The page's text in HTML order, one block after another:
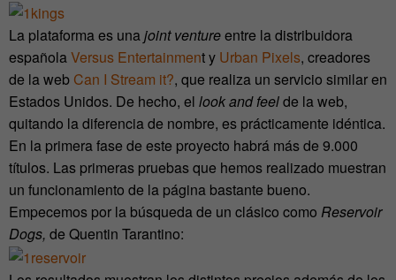
La plataforma es unajoint ventureentre la distribuidora
españolaVersus Entertainment y Urban Pixels, creadores
de la web Can I Stream it?, que realiza un servicio similar en
Estados Unidos. De hecho, el look and feelde la web,
quitando la diferencia de nombre, es prácticamente idéntica.
En la primera fase de este proyecto habrá más de 9.000
títulos. Las primeras pruebas que hemos realizado muestran
un funcionamiento de la página bastante bueno.
Empecemos por la búsqueda de un clásico como Reservoir
Dogs, de Quentin Tarantino: